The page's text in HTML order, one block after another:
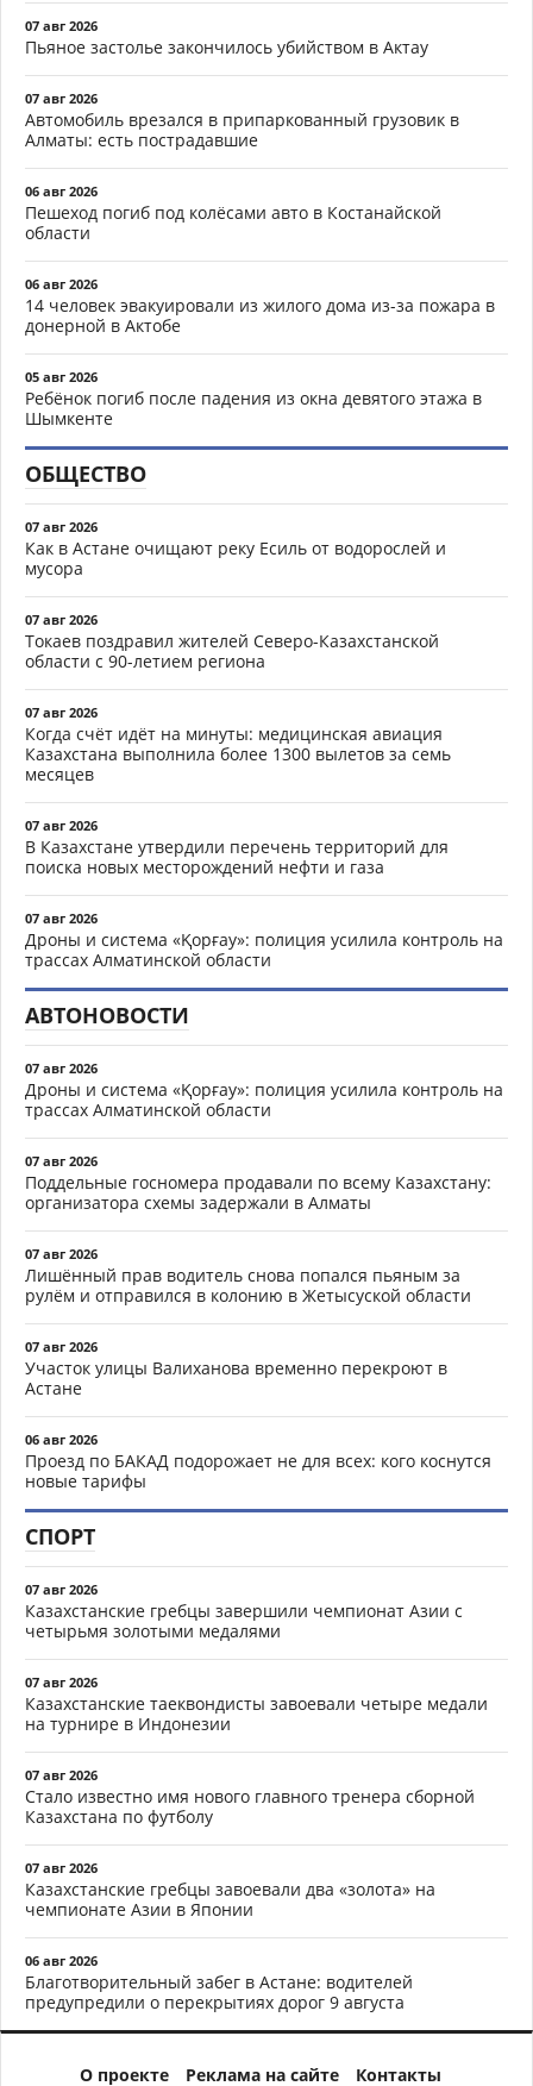
07 авг 2026
Пьяное застолье закончилось убийством в Актау
07 авг 2026
Автомобиль врезался в припаркованный грузовик в
Алматы: есть пострадавшие
06 авг 2026
Пешеход погиб под колёсами авто в Костанайской
области
06 авг 2026
14 человек эвакуировали из жилого дома из-за пожара в
донерной в Актобе
05 авг 2026
Ребёнок погиб после падения из окна девятого этажа в
Шымкенте
ОБЩЕСТВО
07 авг 2026
Как в Астане очищают реку Есиль от водорослей и
мусора
07 авг 2026
Токаев поздравил жителей Северо-Казахстанской
области с 90-летием региона
07 авг 2026
Когда счёт идёт на минуты: медицинская авиация
Казахстана выполнила более 1300 вылетов за семь
месяцев
07 авг 2026
В Казахстане утвердили перечень территорий для
поиска новых месторождений нефти и газа
07 авг 2026
Дроны и система «Қорғау»: полиция усилила контроль на
трассах Алматинской области
АВТОНОВОСТИ
07 авг 2026
Дроны и система «Қорғау»: полиция усилила контроль на
трассах Алматинской области
07 авг 2026
Поддельные госномера продавали по всему Казахстану:
организатора схемы задержали в Алматы
07 авг 2026
Лишённый прав водитель снова попался пьяным за
рулём и отправился в колонию в Жетысуской области
07 авг 2026
Участок улицы Валиханова временно перекроют в
Астане
06 авг 2026
Проезд по БАКАД подорожает не для всех: кого коснутся
новые тарифы
СПОРТ
07 авг 2026
Казахстанские гребцы завершили чемпионат Азии с
четырьмя золотыми медалями
07 авг 2026
Казахстанские таеквондисты завоевали четыре медали
на турнире в Индонезии
07 авг 2026
Стало известно имя нового главного тренера сборной
Казахстана по футболу
07 авг 2026
Казахстанские гребцы завоевали два «золота» на
чемпионате Азии в Японии
06 авг 2026
Благотворительный забег в Астане: водителей
предупредили о перекрытиях дорог 9 августа
О проекте Реклама на сайте Контакты